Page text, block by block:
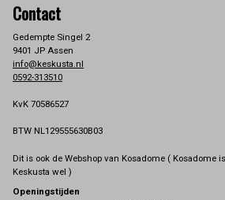
Contact
Gedempte Singel 2
9401 JP Assen
info@keskusta.nl
0592-313510
KvK 70586527
BTW NL129555630B03
Dit is ook de Webshop van Kosadome ( Kosadome
Keskusta wel )
Openingstijden